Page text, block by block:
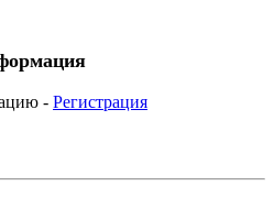
- Регистрация